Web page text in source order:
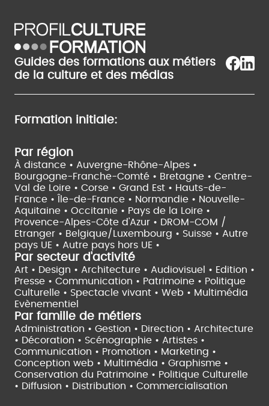
Guides des formations aux métiers
de la culture et des médias
Formation initiale:
Par région
À distance • Auvergne-Rhône-Alpes •
Bourgogne-Franche-Comté • Bretagne • Centre-
Val de Loire • Corse • Grand Est • Hauts-de-
France •
Île-de-France • Normandie • Nouvelle-
Aquitaine • Occitanie • Pays de la Loire •
Provence-Alpes-Côte d'Azur • DROM-COM /
Etranger • Belgique/Luxembourg • Suisse • Autre
pays UE • Autre pays hors UE •
Par secteur d'activité
Art • Design • Architecture • Audiovisuel • Edition •
Presse • Communication • Patrimoine • Politique
Culturelle • Spectacle vivant • Web • Multimédia
Evènementiel
Par famille de métiers
Administration • Gestion • Direction • Architecture
• Décoration • Scénographie • Artistes •
Communication • Promotion • Marketing •
Conception web • Multimédia • Graphisme •
Conservation du Patrimoine • Politique Culturelle
• Diffusion • Distribution • Commercialisation